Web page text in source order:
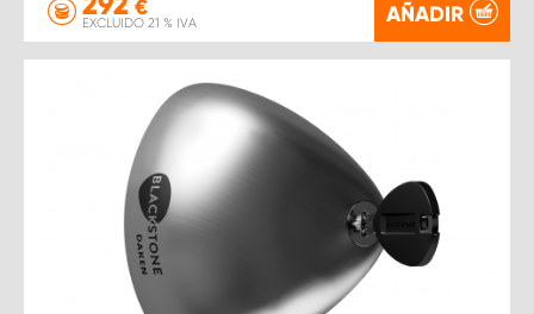
€
EXCLUIDO 21 % IVA AÑADIR